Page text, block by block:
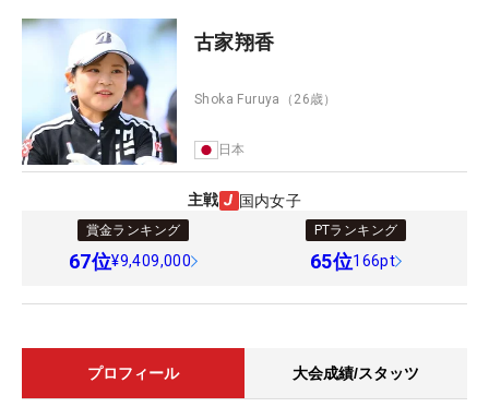
古家翔香
Shoka Furuya （26歳）
日本
主戦 国内女子
賞金ランキング
67位¥9,409,000
PTランキング
65位166pt
プロフィール 大会成績/スタッツ